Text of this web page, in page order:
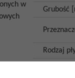
w
Grubość
Rodzaj